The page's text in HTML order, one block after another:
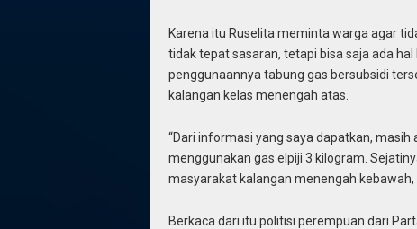
Karena itu Ruselita meminta warga agar
tidak tepat sasaran, tetapi bisa saja ada
penggunaannya tabung gas bersubsidi
kalangan kelas menengah atas.
“Dari informasi yang saya dapatkan,
menggunakan gas elpiji 3 kilogram.
masyarakat kalangan menengah
Berkaca dari itu politisi perempuan dari